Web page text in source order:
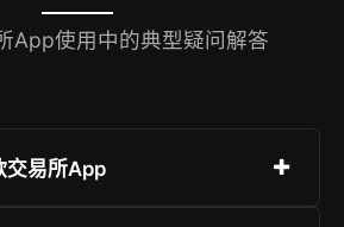
App使用中的典型疑问解答
交易所App